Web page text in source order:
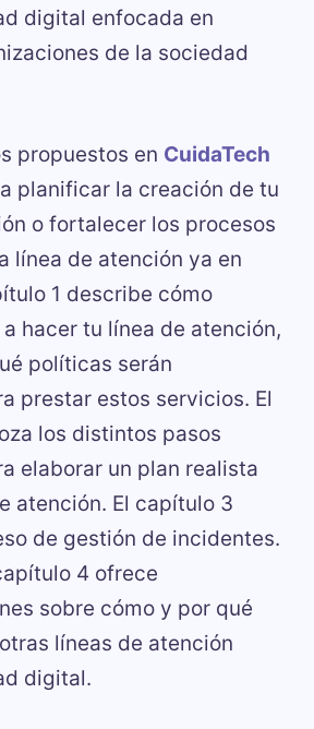
digital enfocada en
de la sociedad
propuestos en CuidaTech
planificar la creación de tu
o fortalecer los procesos
línea de atención ya en
1 describe cómo
hacer tu línea de atención,
políticas serán
prestar estos servicios. El
los distintos pasos
elaborar un plan realista
atención. El capítulo 3
de gestión de incidentes.
4 ofrece
sobre cómo y por qué
líneas de atención
digital.